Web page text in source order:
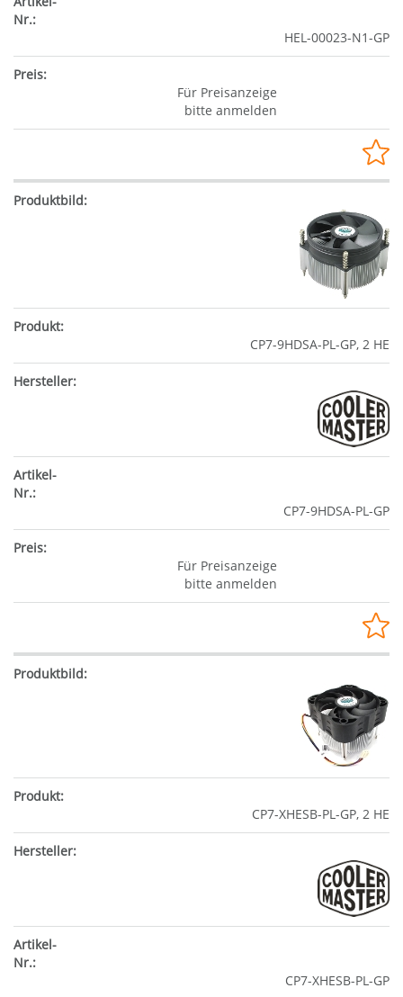
HEL-00023-N1-GP
Für Preisanzeige
bitte anmelden
CP7-9HDSA-PL-GP, 2 HE
CP7-9HDSA-PL-GP
Für Preisanzeige
bitte anmelden
CP7-XHESB-PL-GP, 2 HE
CP7-XHESB-PL-GP